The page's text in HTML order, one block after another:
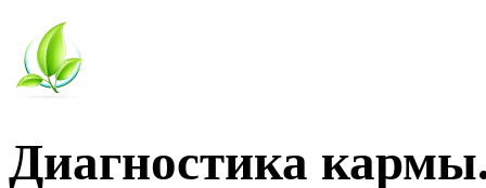
Диагностика